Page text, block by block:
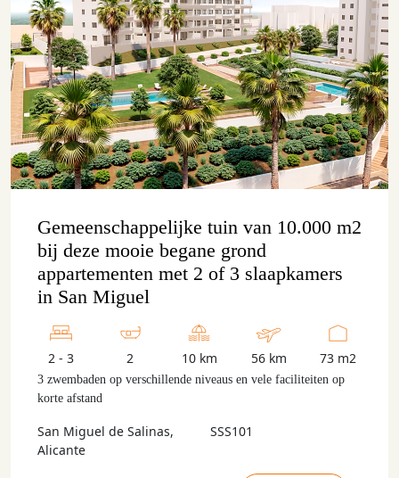
Gemeenschappelijke tuin van 10.000 m2
bij deze mooie begane grond
appartementen met 2 of 3 slaapkamers
in San Miguel
2 - 3 2 10 km 56 km 73 m2
3 zwembaden op verschillende niveaus en vele faciliteiten op
korte afstand
San Miguel de Salinas,
Alicante
SSS101